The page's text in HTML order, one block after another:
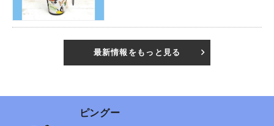
最新情報をもっと見る
ピングー